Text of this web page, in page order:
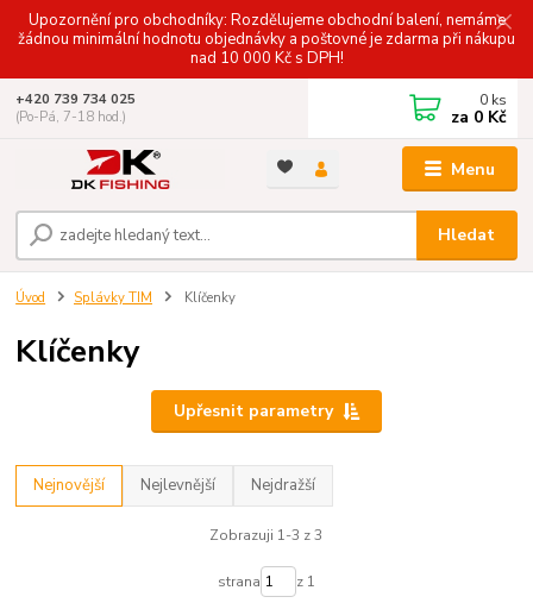
Upozornění pro obchodníky: Rozdělujeme obchodní balení, nemáme
žádnou minimální hodnotu objednávky a poštovné je zdarma při nákupu
nad 10 000 Kč s DPH!
Menu
Hledat
+420 739 734 025
(Po-Pá, 7-18 hod.)
0 ks
za 0 Kč
Úvod Splávky TIM Klíčenky
Klíčenky
Upřesnit parametry
Nejnovější Nejlevnější Nejdražší
Zobrazuji 1-3 z 3
strana z 1